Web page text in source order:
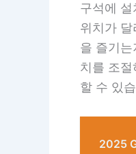
구석에
위치가
을 즐기
치를 조
할 수 있
2025